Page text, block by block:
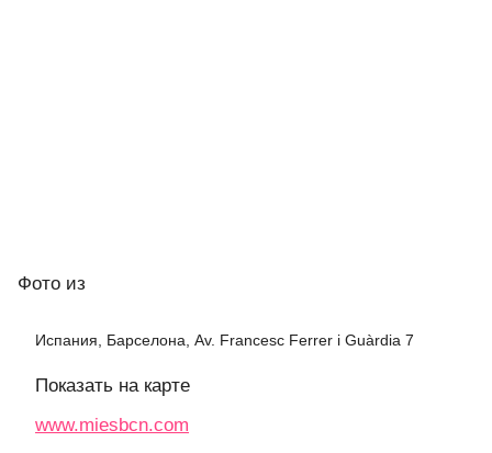
Фото из
Испания, Барселона, Av. Francesc Ferrer i Guàrdia 7
Показать на карте
www.miesbcn.com